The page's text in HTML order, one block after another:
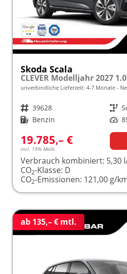
Skoda Scala
unverbindliche Lieferzeit: 4-7 Monate
Fahrzeugnr. 39628 Getriebe
Kraftstoff Benzin Leistung
19.785,– €
incl. 19% MwSt.
Verbrauch kombiniert: 5,30
CO2-Klasse: D
CO2-Emissionen: 121,00 g/
ab 135,– € mtl.